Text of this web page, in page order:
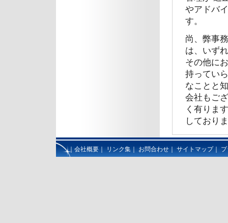
やアドバ
す。
尚、弊事
は、いず
その他に
持ってい
なことと
会社もご
く有りま
しており
｜ 会社概要 リンク集 お問合わせ サイトマップ｜